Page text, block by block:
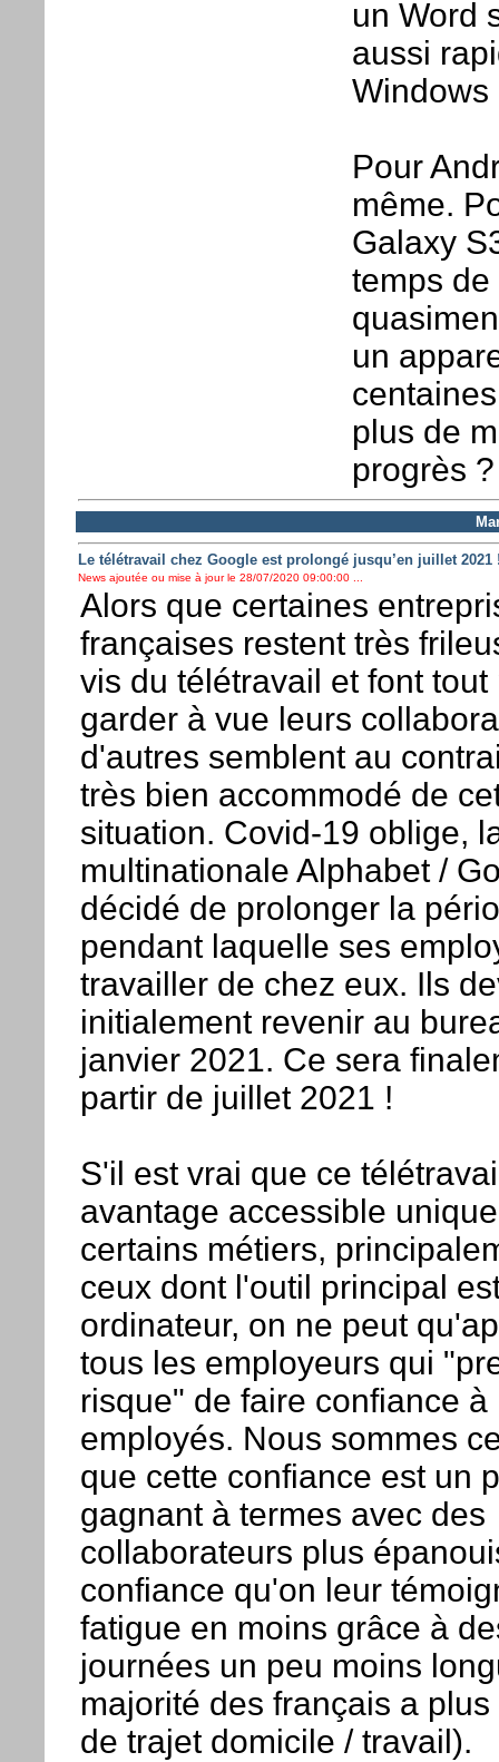
un Word
aussi
Windows
Pour
même.
Galaxy
temps
un
plus de
progrès ?
Le télétravail chez Google est prolongé jusqu’en juillet 2021
News ajoutée ou mise à jour le 28/07/2020 09:00:00 ...
Alors que certaines
françaises restent très
vis du télétravail et font tout
garder à vue leurs
d'autres semblent au
très bien accommodé de
situation. Covid-19 oblige,
multinationale Alphabet /
décidé de prolonger la
pendant laquelle ses
travailler de chez eux. Ils
initialement revenir au
janvier 2021. Ce sera
partir de juillet 2021 !
S'il est vrai que ce
avantage accessible
certains métiers,
ceux dont l'outil principal
ordinateur, on ne peut
tous les employeurs qui
risque" de faire confiance à
employés. Nous sommes
que cette confiance est un
gagnant à termes avec des
collaborateurs plus
confiance qu'on leur
fatigue en moins grâce à
journées un peu moins
majorité des français a
de trajet domicile / travail).